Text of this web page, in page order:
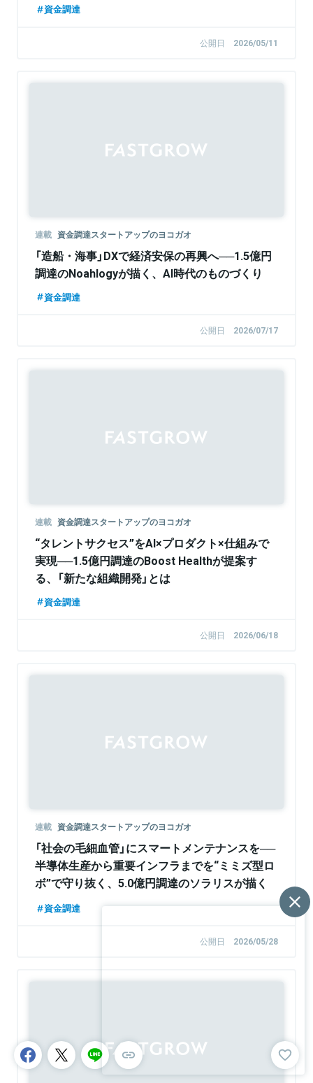
資金調達
公開日 2026/05/11
連載 資金調達スタートアップのヨコガオ
「造船・海事」DXで経済安保の再興へ──1.5億円
調達のNoahlogyが描く、AI時代のものづくり
資金調達
公開日 2026/07/17
連載 資金調達スタートアップのヨコガオ
“タレントサクセス”をAI×プロダクト×仕組みで
実現──1.5億円調達のBoost Healthが提案す
る、「新たな組織開発」とは
資金調達
公開日 2026/06/18
連載 資金調達スタートアップのヨコガオ
「社会の毛細血管」にスマートメンテナンスを──
半導体生産から重要インフラまでを“ミミズ型ロ
ボ”で守り抜く、5.0億円調達のソラリスが描く
「予防保全」のグローバル標準とは
資金調達
公開日 2026/05/28